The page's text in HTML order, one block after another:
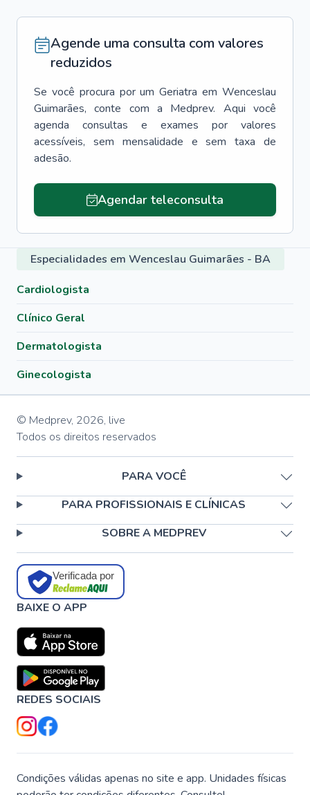
Agende uma consulta com valores
reduzidos
Se você procura por um Geriatra em Wenceslau
Guimarães, conte com a Medprev. Aqui você
agenda consultas e exames por valores
acessíveis, sem mensalidade e sem taxa de
adesão.
Agendar teleconsulta
Especialidades em Wenceslau Guimarães - BA
Cardiologista
Clínico Geral
Dermatologista
Ginecologista
© Medprev, 2026, live
Todos os direitos reservados
PARA VOCÊ
PARA PROFISSIONAIS E CLÍNICAS
SOBRE A MEDPREV
Verificada por
BAIXE O APP
REDES SOCIAIS
Condições válidas apenas no site e app. Unidades físicas